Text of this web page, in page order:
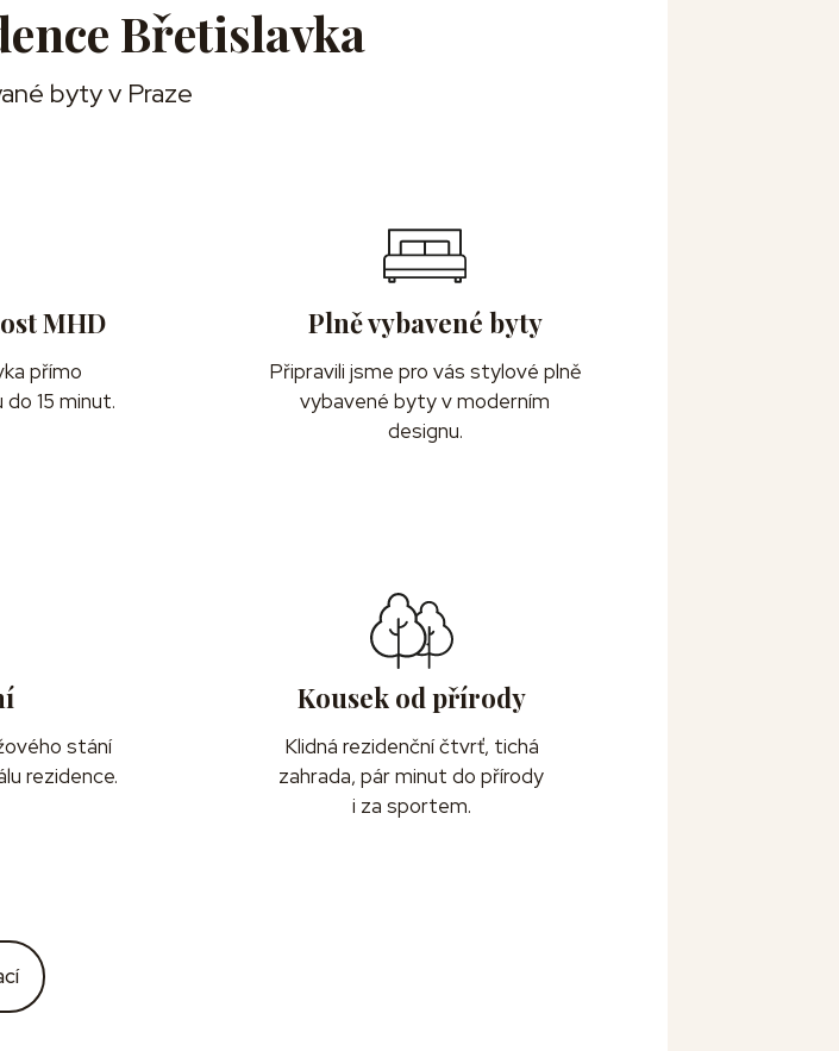
Břetislavka
byty v Praze
MHD
přímo
15 minut.
Plně vybavené byty
Připravili jsme pro vás stylové plně
vybavené byty v moderním
designu.
stání
rezidence.
Kousek od přírody
Klidná rezidenční čtvrť, tichá
zahrada, pár minut do přírody
i za sportem.